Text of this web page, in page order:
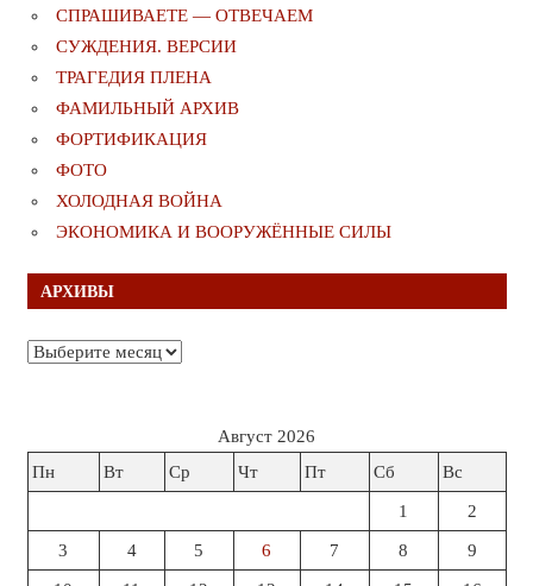
СПРАШИВАЕТЕ — ОТВЕЧАЕМ
СУЖДЕНИЯ. ВЕРСИИ
ТРАГЕДИЯ ПЛЕНА
ФАМИЛЬНЫЙ АРХИВ
ФОРТИФИКАЦИЯ
ФОТО
ХОЛОДНАЯ ВОЙНА
ЭКОНОМИКА И ВООРУЖЁННЫЕ СИЛЫ
АРХИВЫ
Архивы
Август 2026
Пн
Вт Ср Чт Пт Сб Вс
1 2
3 4 5 6 7 8 9